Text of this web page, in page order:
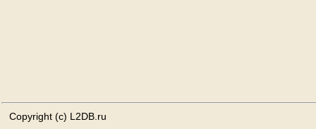
Copyright (c) L2DB.ru